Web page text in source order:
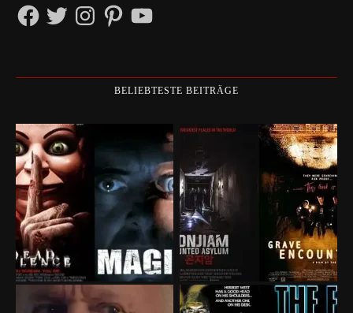
FacebookTwitterInstagramPinterestYouTube
BELIEBTESTE BEITRÄGE